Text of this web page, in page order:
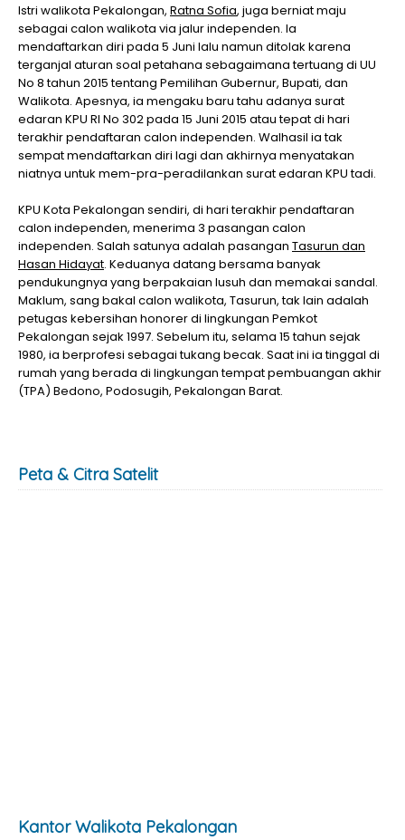
Istri walikota Pekalongan, Ratna Sofia, juga berniat maju
sebagai calon walikota via jalur independen. Ia
mendaftarkan diri pada 5 Juni lalu namun ditolak karena
terganjal aturan soal petahana sebagaimana tertuang di UU
No 8 tahun 2015 tentang Pemilihan Gubernur, Bupati, dan
Walikota. Apesnya, ia mengaku baru tahu adanya surat
edaran KPU RI No 302 pada 15 Juni 2015 atau tepat di hari
terakhir pendaftaran calon independen. Walhasil ia tak
sempat mendaftarkan diri lagi dan akhirnya menyatakan
niatnya untuk mem-pra-peradilankan surat edaran KPU tadi.
KPU Kota Pekalongan sendiri, di hari terakhir pendaftaran
calon independen, menerima 3 pasangan calon
independen. Salah satunya adalah pasangan Tasurun dan
Hasan Hidayat. Keduanya datang bersama banyak
pendukungnya yang berpakaian lusuh dan memakai sandal.
Maklum, sang bakal calon walikota, Tasurun, tak lain adalah
petugas kebersihan honorer di lingkungan Pemkot
Pekalongan sejak 1997. Sebelum itu, selama 15 tahun sejak
1980, ia berprofesi sebagai tukang becak. Saat ini ia tinggal di
rumah yang berada di lingkungan tempat pembuangan akhir
(TPA) Bedono, Podosugih, Pekalongan Barat.
Peta & Citra Satelit
Kantor Walikota Pekalongan